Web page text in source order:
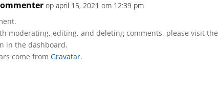
op april 15, 2021 om 12:39 pm
moderating, editing, and deleting comments, please visit the
in the dashboard.
come from Gravatar.